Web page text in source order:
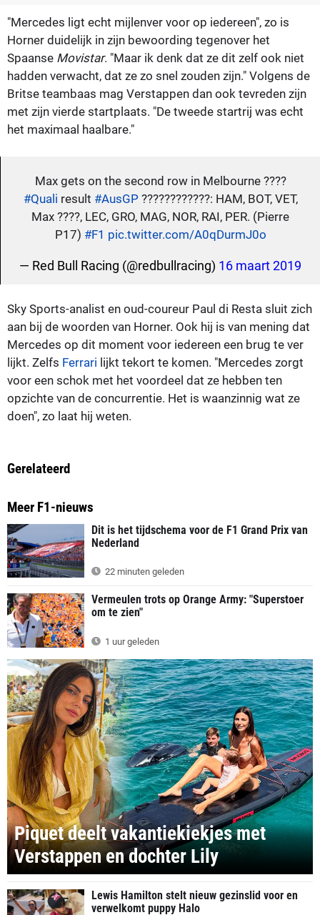
"Mercedes ligt echt mijlenver voor op iedereen", zo is
Horner duidelijk in zijn bewoording tegenover het
Spaanse Movistar. "Maar ik denk dat ze dit zelf ook niet
hadden verwacht, dat ze zo snel zouden zijn." Volgens de
Britse teambaas mag Verstappen dan ook tevreden zijn
met zijn vierde startplaats. "De tweede startrij was echt
het maximaal haalbare."
Max gets on the second row in Melbourne ????
#Quali result #AusGP ????????????: HAM, BOT, VET,
Max ????, LEC, GRO, MAG, NOR, RAI, PER. (Pierre
P17) #F1 pic.twitter.com/A0qDurmJ0o
— Red Bull Racing (@redbullracing) 16 maart 2019
Sky Sports-analist en oud-coureur Paul di Resta sluit zich
aan bij de woorden van Horner. Ook hij is van mening dat
Mercedes op dit moment voor iedereen een brug te ver
lijkt. Zelfs Ferrari lijkt tekort te komen. "Mercedes zorgt
voor een schok met het voordeel dat ze hebben ten
opzichte van de concurrentie. Het is waanzinnig wat ze
doen", zo laat hij weten.
Gerelateerd
Meer F1-nieuws
Dit is het tijdschema voor de F1 Grand Prix van
Nederland
22 minuten geleden
Vermeulen trots op Orange Army: "Superstoer
om te zien"
1 uur geleden
Piquet deelt vakantiekiekjes met
Verstappen en dochter Lily
Lewis Hamilton stelt nieuw gezinslid voor en
verwelkomt puppy Halo